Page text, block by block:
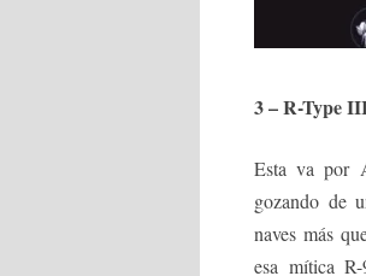
3 – R-Type
Esta va por
gozando de
naves más
esa mítica